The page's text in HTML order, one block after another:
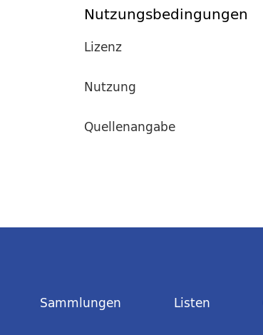
Nutzungsbedingungen
Lizenz
Nutzung
Quellenangabe
Sammlungen Listen